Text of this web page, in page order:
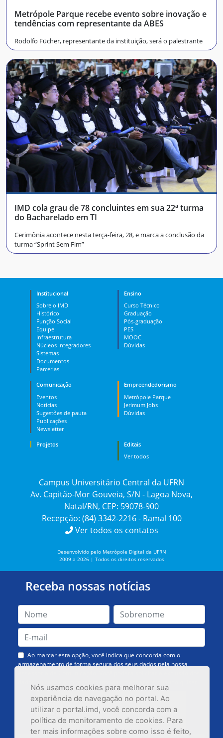
Nós usamos cookies para melhorar sua
experiência de navegação no portal. Ao
utilizar o portal.imd, você concorda com a
política de monitoramento de cookies. Para
ter mais informações sobre como isso é feito,
Metrópole Parque recebe evento sobre inovação e
tendências com representante da ABES
Rodolfo Fücher, representante da instituição, será o palestrante
IMD cola grau de 78 concluintes em sua 22ª turma
do Bacharelado em TI
Cerimônia acontece nesta terça-feira, 28, e marca a conclusão da
turma “Sprint Sem Fim”
Institucional
Sobre o IMD
Histórico
Função Social
Equipe
Infraestrutura
Núcleos Integradores
Sistemas
Documentos
Parcerias
Ensino
Curso Técnico
Graduação
Pós-graduação
PES
MOOC
Dúvidas
Comunicação
Eventos
Notícias
Sugestões de pauta
Publicações
Newsletter
Empreendedorismo
Metrópole Parque
Jerimum Jobs
Dúvidas
Projetos
Editais
Ver todos
Campus Universitário Central da UFRN
Av. Capitão-Mor Gouveia, S/N - Lagoa Nova,
Natal/RN, CEP: 59078-900
Recepção: (84) 3342-2216 - Ramal 100
Ver todos os contatos
Desenvolvido pelo Metrópole Digital da UFRN
2009 a 2026 | Todos os direitos reservados
Receba nossas notícias
Ao marcar esta opção, você indica que concorda com o
armazenamento de forma segura dos seus dados pela nossa